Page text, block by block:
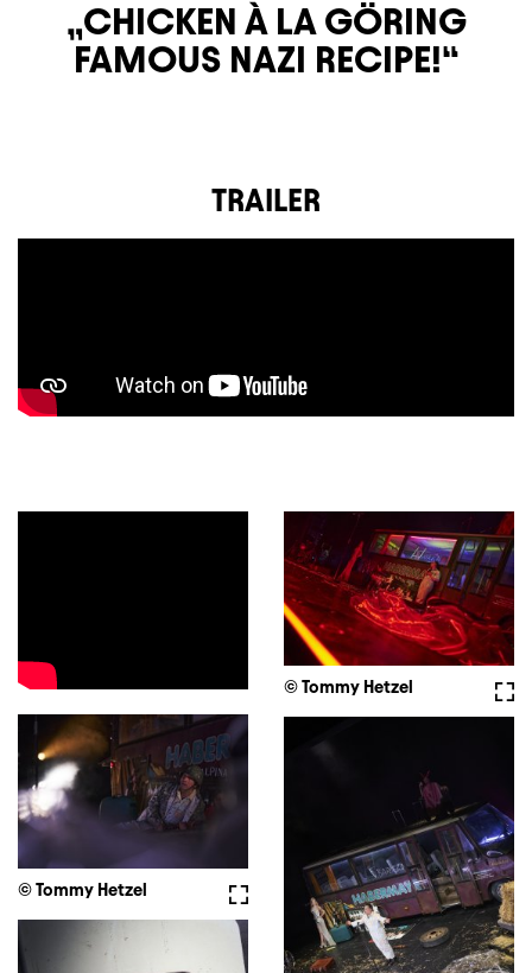
CHICKEN À LA GÖRING
FAMOUS NAZI RECIPE!
TRAILER
© Tommy Hetzel
Fullscreen
© Tommy Hetzel